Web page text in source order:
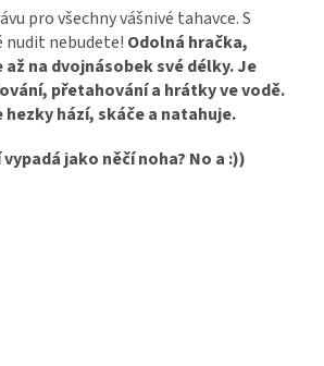
pro všechny vášnivé tahavce. S
nudit nebudete! Odolná hračka,
na dvojnásobek své délky. Je
přetahování a hrátky ve vodě.
hezky hází, skáče a natahuje.
jako něčí noha? No a :))